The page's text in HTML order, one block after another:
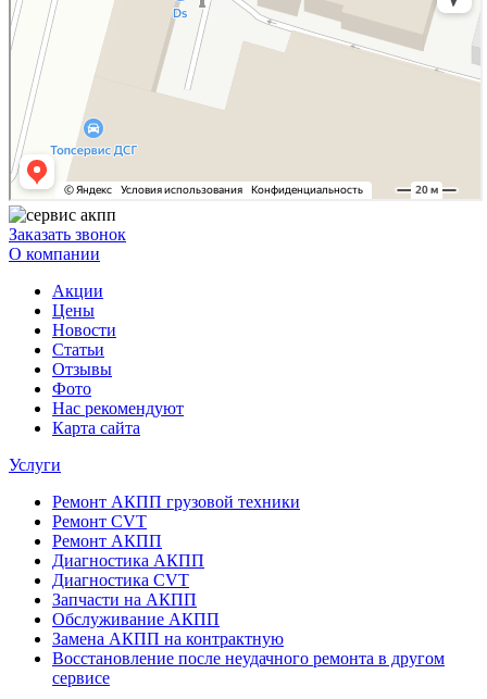
Заказать звонок
О компании
Акции
Цены
Новости
Статьи
Отзывы
Фото
Нас рекомендуют
Карта сайта
Услуги
Ремонт АКПП грузовой техники
Ремонт CVT
Ремонт AКПП
Диагностика АКПП
Диагностика CVT
Запчасти на АКПП
Обслуживание АКПП
Замена АКПП на контрактную
Восстановление после неудачного ремонта в другом
сервисе